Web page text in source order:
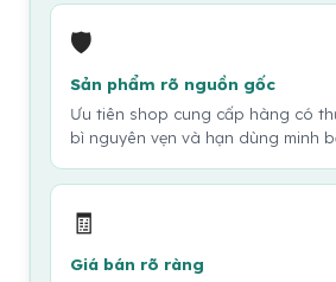
🛡️
Sản phẩm rõ nguồn gốc
Ưu tiên shop cung cấp hàng có
bì nguyên vẹn và hạn dùng minh
🧾
Giá bán rõ ràng